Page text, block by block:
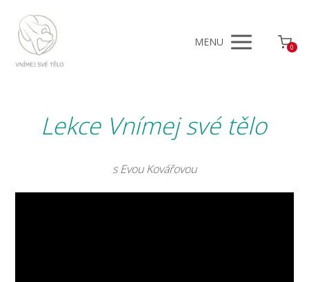
MENU 0
Lekce Vnímej své tělo
s Evou Kovářovou